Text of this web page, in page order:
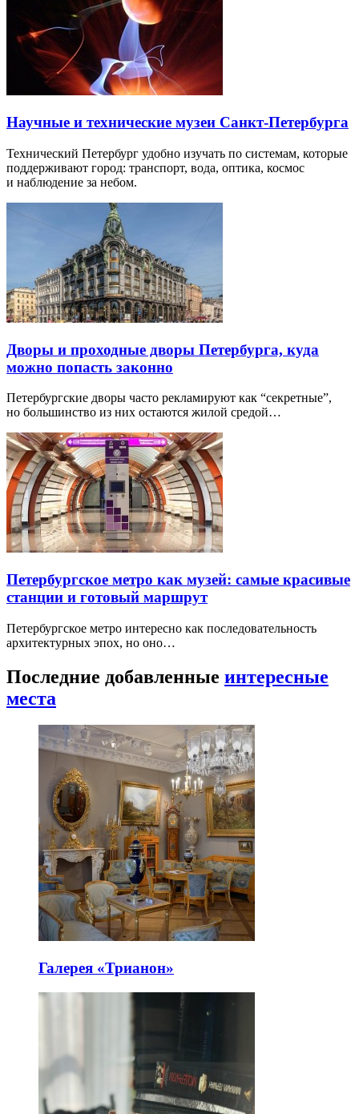
Научные и технические музеи Санкт-Петербурга
Технический Петербург удобно изучать по системам, которые
поддерживают город: транспорт, вода, оптика, космос
и наблюдение за небом.
Дворы и проходные дворы Петербурга, куда
можно попасть законно
Петербургские дворы часто рекламируют как “секретные”,
но большинство из них остаются жилой средой…
Петербургское метро как музей: самые красивые
станции и готовый маршрут
Петербургское метро интересно как последовательность
архитектурных эпох, но оно…
Последние добавленные интересные
места
Галерея «Трианон»